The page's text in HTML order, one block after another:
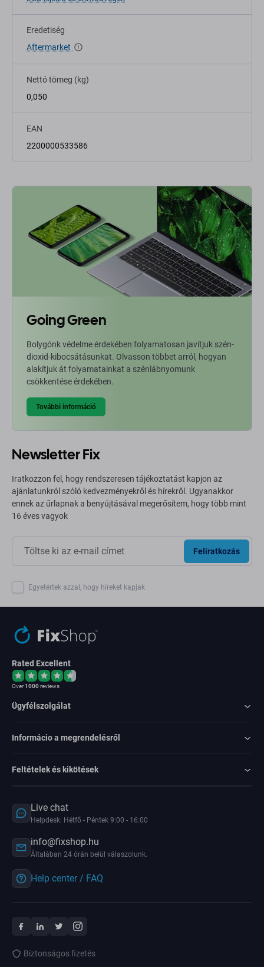
Eredetiség
Aftermarket
Nettó tömeg (kg)
0,050
EAN
2200000533586
Going Green
Bolygónk védelme érdekében folyamatosan javítjuk szén-
dioxid-kibocsátásunkat. Olvasson többet arról, hogyan
alakítjuk át folyamatainkat a szénlábnyomunk
csökkentése érdekében.
További információ
Newsletter Fix
Iratkozzon fel, hogy rendszeresen tájékoztatást kapjon az
ajánlatunkról szóló kedvezményekről és hírekről. Ugyanakkor
ennek az űrlapnak a benyújtásával megerősítem, hogy több mint
16 éves vagyok
Feliratkozás
Egyetértek azzal, hogy híreket kapjak
Rated Excellent
Over1000reviews
Ügyfélszolgálat
Informácio a megrendelésről
Feltételek és kikötések
Live chat
Helpdesk: Hétfő - Péntek 9:00 - 16:00
info@fixshop.hu
Általában 24 órán belül válaszolunk.
Help center / FAQ
Biztonságos fizetés